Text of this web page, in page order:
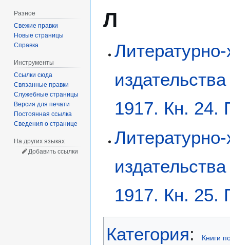
Л
1917. Кн. 24.
1917. Кн. 25.
Категория: Книги
Разное
Свежие правки
Новые страницы
Справка
Инструменты
Ссылки сюда
Связанные правки
Служебные страницы
Версия для печати
Постоянная ссылка
Сведения о странице
На других языках
Добавить ссылки